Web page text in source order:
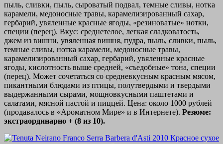
пыль, сливки, пыль, сыроватый подвал, темные сливы, нотка
карамели, медоносные травы, карамелизированный сахар,
гербарий, увяленные красные ягоды, «резиноватые» нотки,
специи (перец). Вкус: среднетелое, легкая сладковатость,
джем из вишни, увяленная вишня, пудра, пыль, сливки, пыль,
темные сливы, нотка карамели, медоносные травы,
карамелизированный сахар, гербарий, увяленные красные
ягоды, кислотность выше средней, «съедобные» тона, специи
(перец). Может сочетаться со средневкусным красным мясом,
пикантными блюдами из птицы, полутвердыми и твердыми
выдержанными сырами, мощновкусными паштетами и
салатами, мясной пастой и пиццей. Цена: около 1000 рублей
(продавалось в «Ароматном Мире» и в Интернете). Резюме:
экстраординарно + (8 из 10).